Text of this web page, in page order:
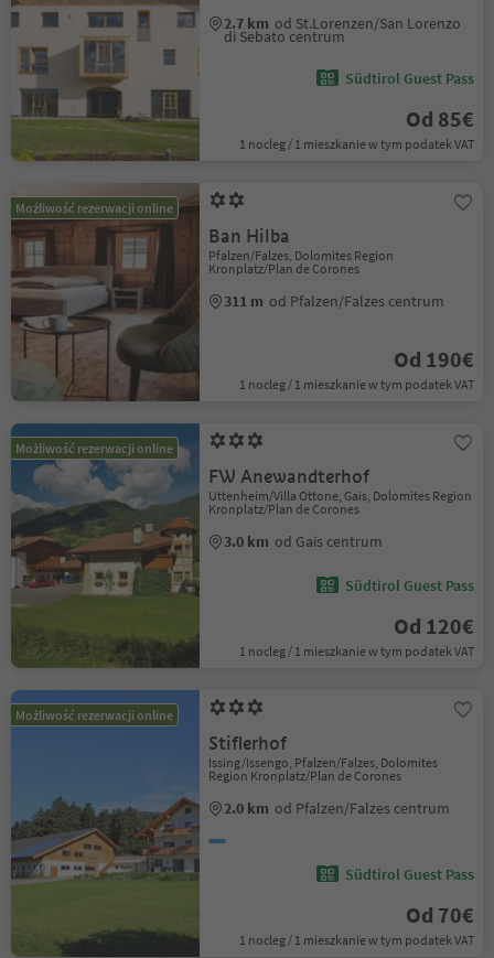
2.7 km od St.Lorenzen/San Lorenzo
di Sebato centrum
Südtirol Guest Pass
Od 85€
1 nocleg / 1 mieszkanie w tym podatek VAT
Możliwość rezerwacji online
Ban Hilba
Pfalzen/Falzes, Dolomites Region
Kronplatz/Plan de Corones
311 m od Pfalzen/Falzes centrum
Od 190€
1 nocleg / 1 mieszkanie w tym podatek VAT
Możliwość rezerwacji online
FW Anewandterhof
Uttenheim/Villa Ottone, Gais, Dolomites Region
Kronplatz/Plan de Corones
3.0 km od Gais centrum
Südtirol Guest Pass
Od 120€
1 nocleg / 1 mieszkanie w tym podatek VAT
Możliwość rezerwacji online
Stiflerhof
Issing/Issengo, Pfalzen/Falzes, Dolomites
Region Kronplatz/Plan de Corones
2.0 km od Pfalzen/Falzes centrum
Südtirol Guest Pass
Od 70€
1 nocleg / 1 mieszkanie w tym podatek VAT